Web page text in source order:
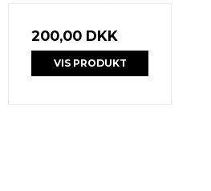
200,00 DKK
VIS PRODUKT